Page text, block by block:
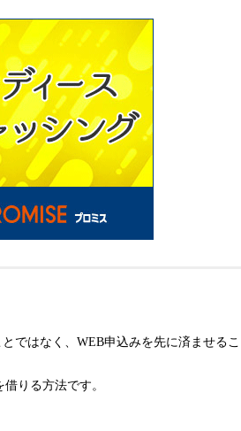
ではなく、WEB申込みを先に済ませる
りる方法です。